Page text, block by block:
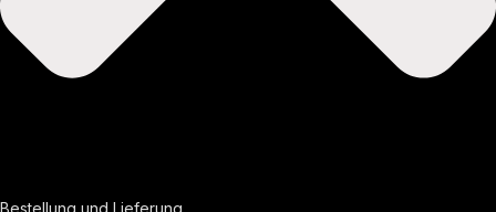
Bestellung und Lieferung